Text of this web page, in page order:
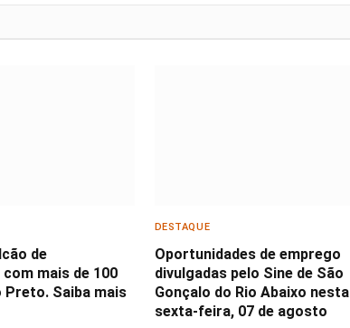
de
mais de 100
Preto. Saiba mais
DESTAQUE
Oportunidades de emprego
divulgadas pelo Sine de São
Gonçalo do Rio Abaixo nesta
sexta-feira, 07 de agosto